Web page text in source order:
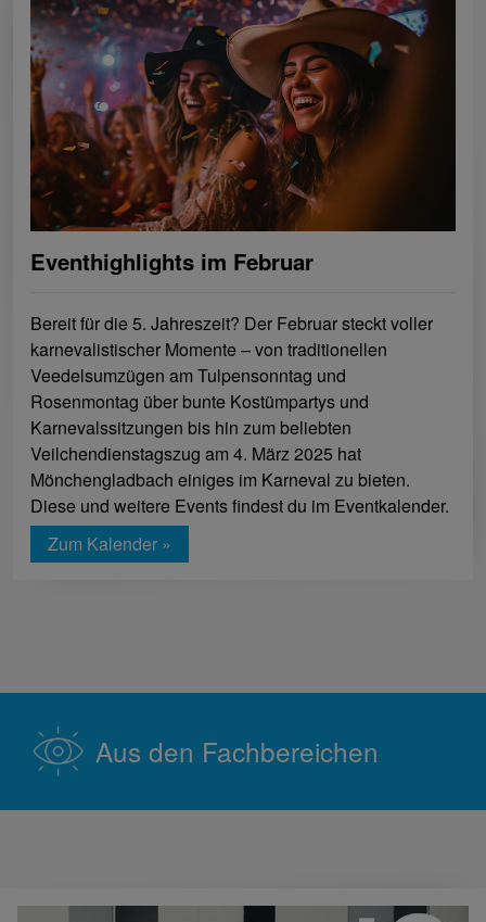
Eventhighlights im Februar
Bereit für die 5. Jahreszeit? Der Februar steckt voller
karnevalistischer Momente – von traditionellen
Veedelsumzügen am Tulpensonntag und
Rosenmontag über bunte Kostümpartys und
Karnevalssitzungen bis hin zum beliebten
Veilchendienstagszug am 4. März 2025 hat
Mönchengladbach einiges im Karneval zu bieten.
Diese und weitere Events findest du im Eventkalender.
Zum Kalender »
Aus den Fachbereichen